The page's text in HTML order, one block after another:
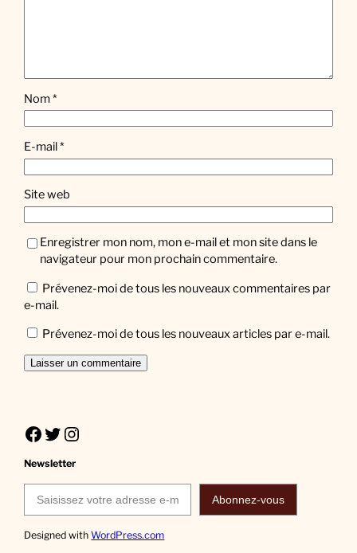
Nom*
E-mail*
Site web
Enregistrer mon nom, mon e-mail et mon site dans le
navigateur pour mon prochain commentaire.
Prévenez-moi de tous les nouveaux commentaires par
e-mail.
Prévenez-moi de tous les nouveaux articles par e-mail.
Facebook Twitter Instagram
Newsletter
Saisissez votre adresse e-mail…
Abonnez-vous
Designed withWordPress.com